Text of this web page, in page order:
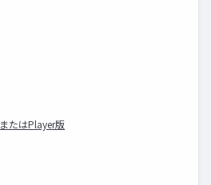
またはPlayer版